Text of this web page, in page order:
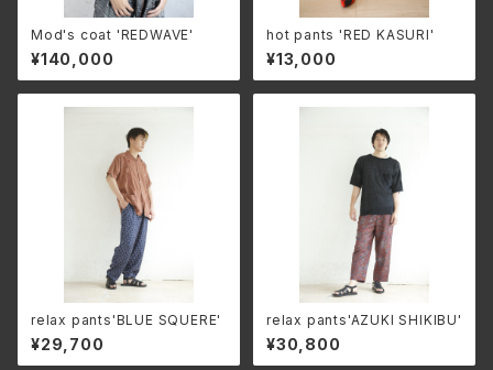
Mod's coat 'REDWAVE'
¥140,000
hot pants 'RED KASURI'
¥13,000
relax pants'BLUE SQUERE'
¥29,700
relax pants'AZUKI SHIKIBU'
¥30,800